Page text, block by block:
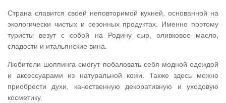
Страна славится своей неповторимой кухней, основанной на
экологически чистых и сезонных продуктах. Именно поэтому
туристы везут с собой на Родину сыр, оливковое масло,
сладости и итальянские вина.
Любители шоппинга смогут побаловать себя модной одеждой
и аксессуарами из натуральной кожи. Также здесь можно
приобрести духи, качественную декоративную и уходовую
косметику.